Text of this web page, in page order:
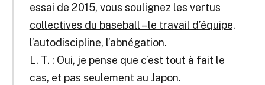
essai de 2015, vous soulignez les vertus
collectives du baseball – le travail d’équipe,
l’autodiscipline, l’abnégation.
L. T. : Oui, je pense que c’est tout à fait le
cas, et pas seulement au Japon.